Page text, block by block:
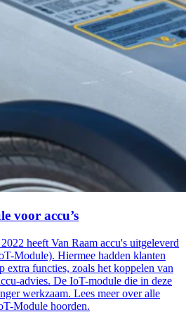
voor accu’s
heeft Van Raam accu's uitgeleverd
Module). Hiermee hadden klanten
extra functies, zoals het koppelen van
advies. De IoT-module die in deze
werkzaam. Lees meer over alle
Module hoorden.